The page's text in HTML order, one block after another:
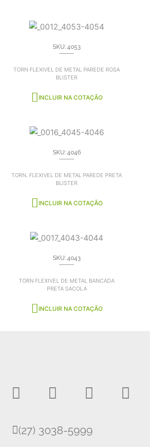
SKU: 4053
TORN FLEXIVEL DE METAL PAREDE ROSA
BLISTER
INCLUIR NA COTAÇÃO
SKU: 4046
TORN. FLEXIVEL DE METAL PAREDE PRETA
BLISTER
INCLUIR NA COTAÇÃO
SKU: 4043
TORN FLEXIVEL DE METAL BANCADA
PRETA SACOLA
INCLUIR NA COTAÇÃO
(27) 3038-5999